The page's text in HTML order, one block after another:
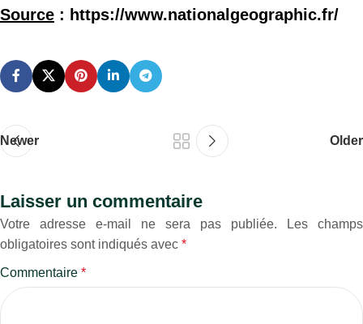
Source : https://www.nationalgeographic.fr/
Newer Older
Laisser un commentaire
Votre adresse e-mail ne sera pas publiée.
Les champs
obligatoires sont indiqués avec *
Commentaire *